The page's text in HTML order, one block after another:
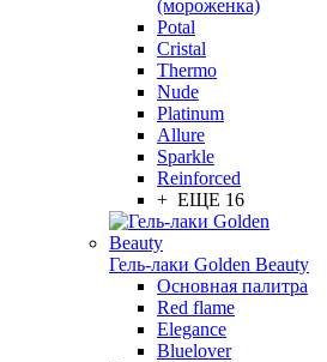
(мороженка)
Potal
Cristal
Thermo
Nude
Platinum
Allure
Sparkle
Reinforced
+ ЕЩЕ 16
Гель-лаки Golden Beauty
Основная палитра
Red flame
Elegance
Bluelover